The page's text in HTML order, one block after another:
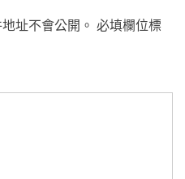
址不會公開。 必填欄位標